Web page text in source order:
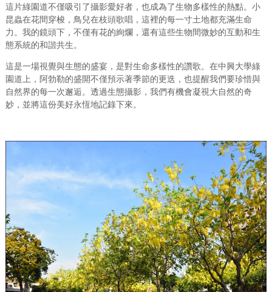
這片綠園道不僅吸引了攝影愛好者，也成為了生物多樣性的熱點。小
昆蟲在花間穿梭，鳥兒在枝頭歌唱，這裡的每一寸土地都充滿生命
力。我的鏡頭下，不僅有花的絢爛，還有這些生物間微妙的互動和生
態系統的和諧共生。
這是一場視覺與生態的盛宴，是對生命多樣性的讚歌。在中興大學綠
園道上，阿勃勒的盛開不僅預示著季節的更迭，也提醒我們要珍惜與
自然界的每一次邂逅。透過生態攝影，我們有機會凝視大自然的奇
妙，並將這份美好永恆地記錄下來。